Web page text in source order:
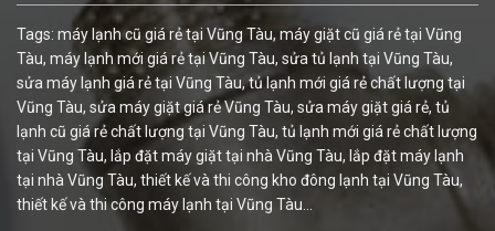
Tags: máy lạnh cũ giá rẻ tại Vũng Tàu, máy giặt cũ giá rẻ tại Vũng
Tàu, máy lạnh mới giá rẻ tại Vũng Tàu, sửa tủ lạnh tại Vũng Tàu,
sửa máy lạnh giá rẻ tại Vũng Tàu, tủ lạnh mới giá rẻ chất lượng tại
Vũng Tàu, sửa máy giặt giá rẻ Vũng Tàu, sửa máy giặt giá rẻ, tủ
lạnh cũ giá rẻ chất lượng tại Vũng Tàu, tủ lạnh mới giá rẻ chất lượng
tại Vũng Tàu, lắp đặt máy giặt tại nhà Vũng Tàu, lắp đặt máy lạnh
tại nhà Vũng Tàu, thiết kế và thi công kho đông lạnh tại Vũng Tàu,
thiết kế và thi công máy lạnh tại Vũng Tàu...